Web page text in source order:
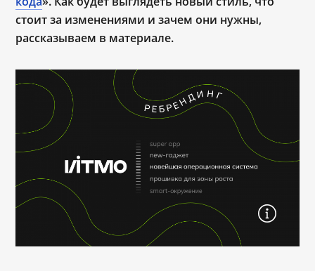
стоит за изменениями и зачем они нужны,
рассказываем в материале.